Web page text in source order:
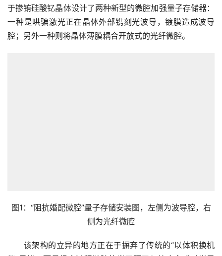
于掺铕硅酸钇晶体设计了两种新型的微腔加强量子存储器：
一种是哄骗激光正在晶体外部镌刻光波导，镀膜造成波导
腔；另外一种则将晶体薄膜耦合开放式的光纤微腔。
图1：“阻抗婚配微腔”量子存储安装图，左侧为波导腔，右
侧为光纤微腔
该架构的立异的地方正在于摒弃了传统的“以体积换机